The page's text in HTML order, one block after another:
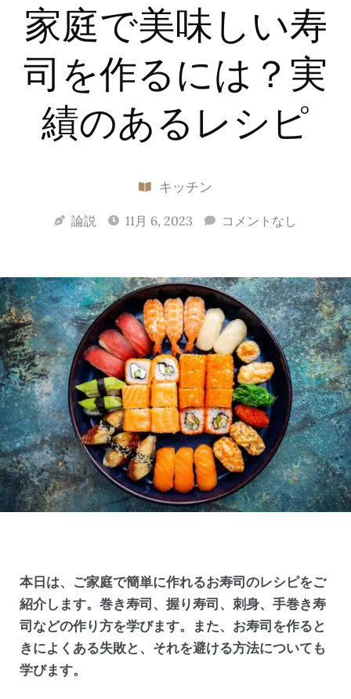
家庭で美味しい寿
司を作るには？実
績のあるレシピ
キッチン
論説 11月 6, 2023 コメントなし
本日は、ご家庭で簡単に作れるお寿司のレシピをご
紹介します。巻き寿司、握り寿司、刺身、手巻き寿
司などの作り方を学びます。また、お寿司を作ると
きによくある失敗と、それを避ける方法についても
学びます。